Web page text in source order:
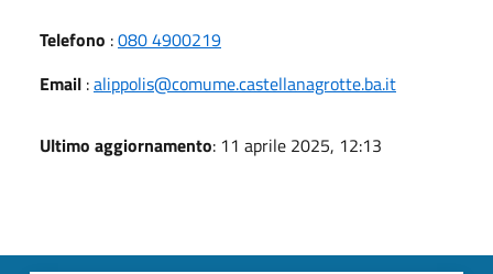
Telefono :080 4900219
Email :alippolis@comume.castellanagrotte.ba.it
Ultimo aggiornamento: 11 aprile 2025, 12:13